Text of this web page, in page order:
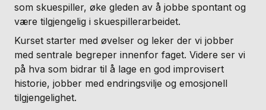
som skuespiller, øke gleden av å jobbe spontant og
være tilgjengelig i skuespillerarbeidet.
Kurset starter med øvelser og leker der vi jobber
med sentrale begreper innenfor faget. Videre ser vi
på hva som bidrar til å lage en god improvisert
historie, jobber med endringsvilje og emosjonell
tilgjengelighet.